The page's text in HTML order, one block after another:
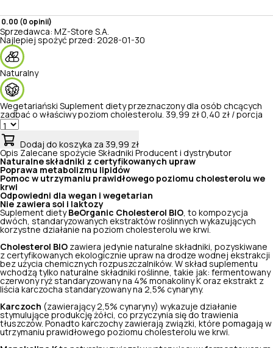
0.00 (0 opinii)
Sprzedawca: MZ-Store S.A.
Najlepiej spożyć przed: 2028-01-30
Naturalny
Wegetariański Suplement diety przeznaczony dla osób chcących
zadbać o właściwy poziom cholesterolu. 39,99 zł 0,40 zł / porcja
Dodaj do koszyka za 39,99 zł
Opis Zalecane spożycie Składniki Producent i dystrybutor
Naturalne składniki z certyfikowanych upraw
Poprawa metabolizmu lipidów
Pomoc w utrzymaniu prawidłowego poziomu cholesterolu we
krwi
Odpowiedni dla wegan i wegetarian
Nie zawiera soi i laktozy
Suplement diety BeOrganic Cholesterol BIO , to kompozycja
dwóch, standaryzowanych ekstraktów roślinnych wykazujących
korzystne działanie na poziom cholesterolu we krwi.
Cholesterol BIO zawiera jedynie naturalne składniki, pozyskiwane
z certyfikowanych ekologicznie upraw na drodze wodnej ekstrakcji
bez użycia chemicznych rozpuszczalników. W skład suplementu
wchodzą tylko naturalne składniki roślinne, takie jak: fermentowany
czerwony ryż standaryzowany na 4% monakoliny K oraz ekstrakt z
liścia karczocha standaryzowany na 2,5% cynaryny.
Karczoch (zawierający 2,5% cynaryny) wykazuje działanie
stymulujące produkcję żółci, co przyczynia się do trawienia
tłuszczów. Ponadto karczochy zawierają związki, które pomagają w
utrzymaniu prawidłowego poziomu cholesterolu we krwi.